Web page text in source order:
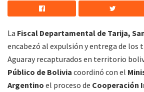
La Fiscal Departamental de Tarija,
encabezó al expulsión y entrega de los
Aguaray recapturados en territorio
Público de Bolivia coordinó con el
Argentino el proceso de Cooperación